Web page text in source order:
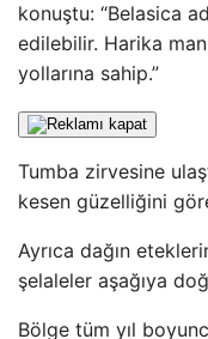
konuştu: “Belasica
edilebilir. Harika
yollarına sahip.”
Tumba zirvesine
kesen güzelliğini
Ayrıca dağın
şelaleler aşağıya
Bölge tüm yıl